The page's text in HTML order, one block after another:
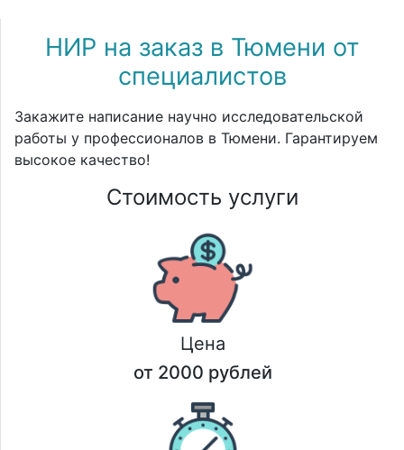
НИР на заказ в Тюмени от
специалистов
Закажите написание научно исследовательской
работы у профессионалов в Тюмени. Гарантируем
высокое качество!
Стоимость услуги
Цена
от 2000 рублей